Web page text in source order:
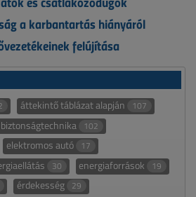
a karbantartás hiányáról
felújítása
áttekintő táblázat alapján 107
biztonságtechnika 102
elektromos autó 17
30 energiaforrások 19
érdekesség 29